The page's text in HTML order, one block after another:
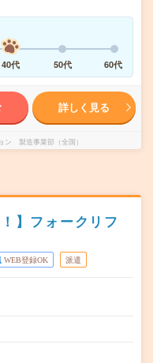
40代 50代 60代
詳しく見る
ン 製造事業部（全国）
】フォークリフ
WEB登録OK 派遣